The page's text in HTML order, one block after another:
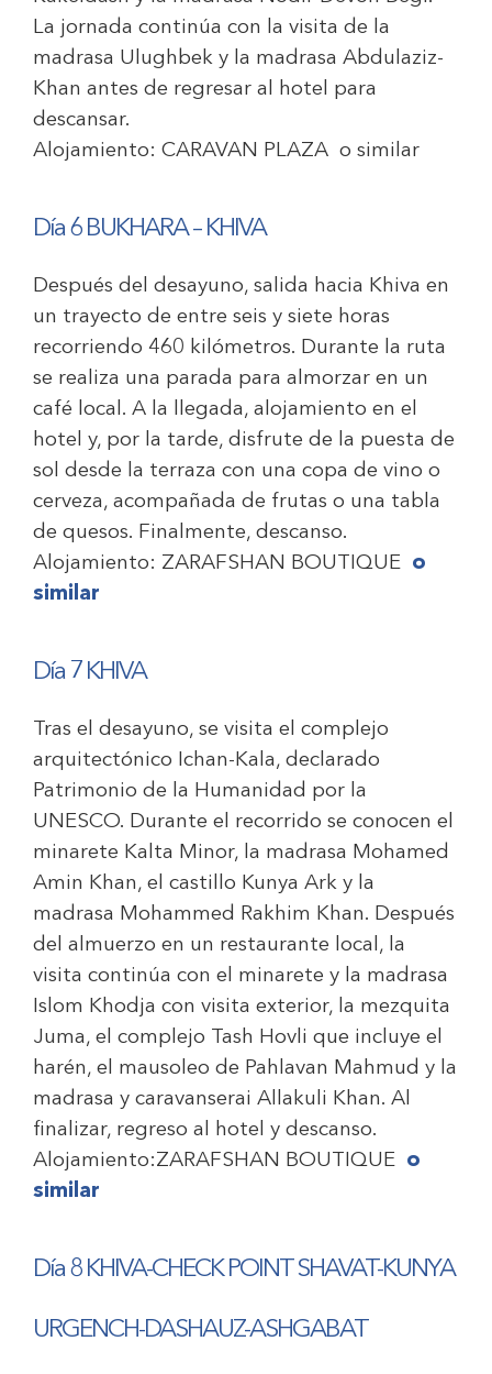
La jornada continúa con la visita de la
madrasa Ulughbek y la madrasa Abdulaziz-
Khan antes de regresar al hotel para
descansar.
Alojamiento: CARAVAN PLAZA o similar
Día 6 BUKHARA – KHIVA
Después del desayuno, salida hacia Khiva en
un trayecto de entre seis y siete horas
recorriendo 460 kilómetros. Durante la ruta
se realiza una parada para almorzar en un
café local. A la llegada, alojamiento en el
hotel y, por la tarde, disfrute de la puesta de
sol desde la terraza con una copa de vino o
cerveza, acompañada de frutas o una tabla
de quesos. Finalmente, descanso.
Alojamiento: ZARAFSHAN BOUTIQUE o
similar
Día 7 KHIVA
Tras el desayuno, se visita el complejo
arquitectónico Ichan-Kala, declarado
Patrimonio de la Humanidad por la
UNESCO. Durante el recorrido se conocen el
minarete Kalta Minor, la madrasa Mohamed
Amin Khan, el castillo Kunya Ark y la
madrasa Mohammed Rakhim Khan. Después
del almuerzo en un restaurante local, la
visita continúa con el minarete y la madrasa
Islom Khodja con visita exterior, la mezquita
Juma, el complejo Tash Hovli que incluye el
harén, el mausoleo de Pahlavan Mahmud y la
madrasa y caravanserai Allakuli Khan. Al
finalizar, regreso al hotel y descanso.
Alojamiento:ZARAFSHAN BOUTIQUE o
similar
Día 8 KHIVA-CHECK POINT SHAVAT-KUNYA
URGENCH-DASHAUZ-ASHGABAT